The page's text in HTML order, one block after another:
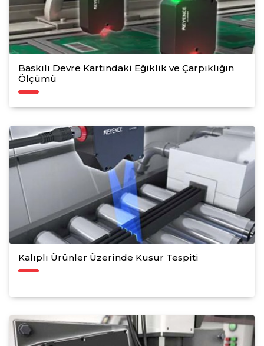
Baskılı Devre Kartındaki Eğiklik ve Çarpıklığın
Ölçümü
Kalıplı Ürünler Üzerinde Kusur Tespiti